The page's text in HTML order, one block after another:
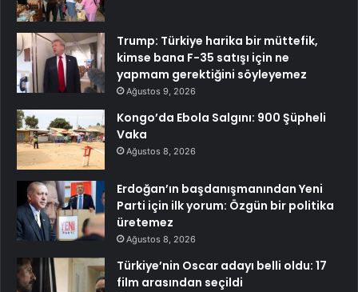
Trump: Türkiye harika bir müttefik,
kimse bana F-35 satışı için ne
yapmam gerektiğini söyleyemez
Ağustos 9, 2026
Kongo’da Ebola Salgını: 900 Şüpheli
Vaka
Ağustos 8, 2026
Erdoğan’ın başdanışmanından Yeni
Parti için ilk yorum: Özgün bir politika
üretemez
Ağustos 8, 2026
Türkiye’nin Oscar adayı belli oldu: 17
film arasından seçildi